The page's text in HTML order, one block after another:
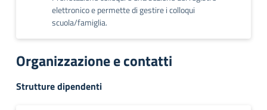
elettronico e permette di gestire i colloqui
scuola/famiglia.
Organizzazione e contatti
Strutture dipendenti